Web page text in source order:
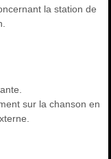
la station de
sur la chanson en